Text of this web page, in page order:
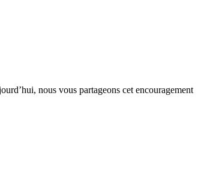
nous vous partageons cet encouragement